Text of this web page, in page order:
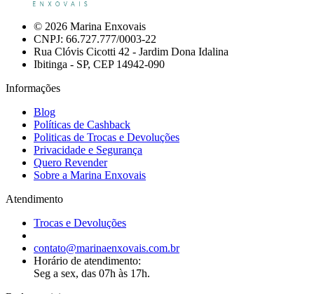
© 2026 Marina Enxovais
CNPJ: 66.727.777/0003-22
Rua Clóvis Cicotti 42 - Jardim Dona Idalina
Ibitinga - SP, CEP 14942-090
Informações
Blog
Políticas de Cashback
Politicas de Trocas e Devoluções
Privacidade e Segurança
Quero Revender
Sobre a Marina Enxovais
Atendimento
Trocas e Devoluções
contato@marinaenxovais.com.br
Horário de atendimento:
Seg a sex, das 07h às 17h.